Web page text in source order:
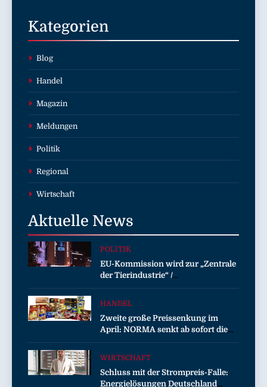
Kategorien
Blog
Handel
Magazin
Meldungen
Politik
Regional
Wirtschaft
Aktuelle News
POLITIK
EU-Kommission wird zur „Zentrale
der Tierindustrie“ /
Tierschutzorganisation Animal
Kommission zur Tierindustrie an
HANDEL
Zweite große Preissenkung im
April: NORMA senkt ab sofort die
Preise auf Schokolade und Käse um
EXCELSIOR süßer und herzhafter
WIRTSCHAFT
Schluss mit der Strompreis-Falle:
Energielösungen Deutschland